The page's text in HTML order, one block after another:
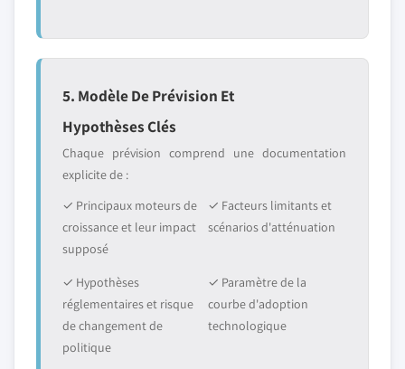
5. Modèle De Prévision Et
Hypothèses Clés
Chaque prévision comprend une documentation
explicite de :
✓ Principaux moteurs de
croissance et leur impact
supposé
✓ Facteurs limitants et
scénarios d'atténuation
✓ Hypothèses
réglementaires et risque
de changement de
politique
✓ Paramètre de la
courbe d'adoption
technologique